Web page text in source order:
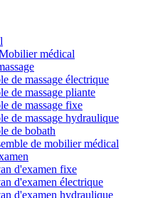
médical
de massage électrique
de massage pliante
de massage fixe
de massage hydraulique
de bobath
de mobilier médical
d'examen fixe
d'examen électrique
d'examen hydraulique